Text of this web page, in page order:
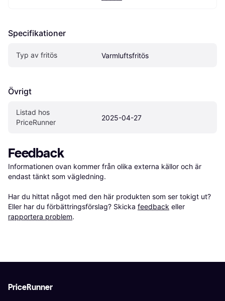
Specifikationer
Typ av fritös Varmluftsfritös
Övrigt
Listad hos
PriceRunner
2025-04-27
Feedback
Informationen ovan kommer från olika externa källor och är
endast tänkt som vägledning.
Har du hittat något med den här produkten som ser tokigt ut?
Eller har du förbättringsförslag? Skicka feedback eller
rapportera problem.
PriceRunner